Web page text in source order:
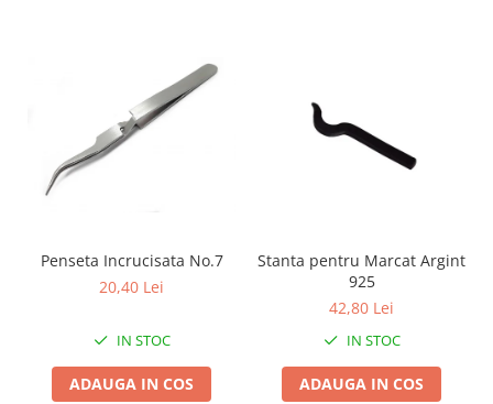
Turnare, Lipire, Finisare
PROMOTII Curele Apple Watch
PROMOTII Curele Garmin
PROMOTII Scule Bijutier
Scule si Accesorii Ceasuri
Catarame curea
Curatare si Intretinere
Penseta Incrucisata No.7
20,40 Lei
IN STOC
ADAUGA IN COS
Stanta pentru Marcat Argint
925
42,80 Lei
IN STOC
ADAUGA IN COS